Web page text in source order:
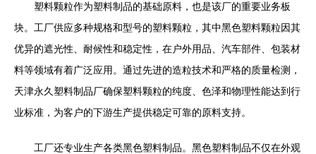
塑料颗粒作为塑料制品的基础原料，也是该厂的重要业务板
块。工厂供应多种规格和型号的塑料颗粒，其中黑色塑料颗粒因其
优异的遮光性、耐候性和稳定性，在户外用品、汽车部件、包装材
料等领域有着广泛应用。通过先进的造粒技术和严格的质量检测，
天津永久塑料制品厂确保塑料颗粒的纯度、色泽和物理性能达到行
业标准，为客户的下游生产提供稳定可靠的原料支持。
工厂还专业生产各类黑色塑料制品。黑色塑料制品不仅在外观